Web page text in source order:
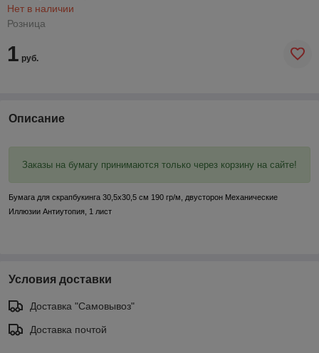
Нет в наличии
Розница
1 руб.
Описание
Заказы на бумагу принимаются только через корзину на сайте!
Бумага для скрапбукинга 30,5х30,5 см 190 гр/м, двусторон Механические
Иллюзии Антиутопия, 1 лист
Условия доставки
Доставка "Самовывоз"
Доставка почтой